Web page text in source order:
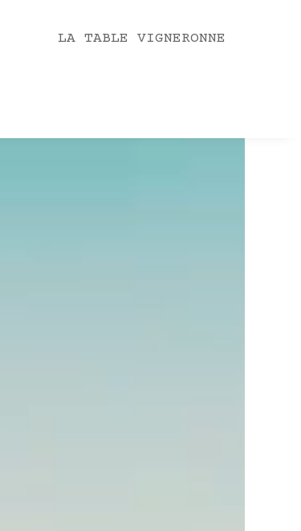
LA TABLE VIGNERONNE